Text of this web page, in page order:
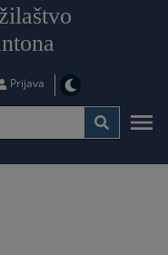
Prijava